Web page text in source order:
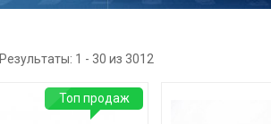
Результаты: 1 - 30 из 3012
Топ продаж